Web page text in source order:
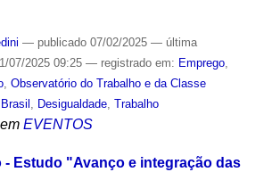
— publicado07/02/2025 — última
07/2025 09:25 — registrado em: Emprego,
, Observatório do Trabalho e da Classe
Brasil , Desigualdade, Trabalho
EVENTOS
- Estudo "Avanço e integração das